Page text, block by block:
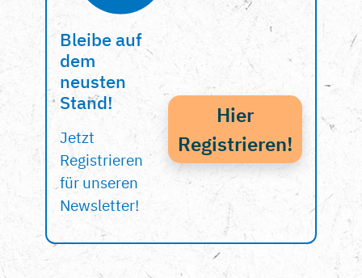
Bleibe auf
dem
neusten
Stand!
Jetzt
Registrieren
für unseren
Newsletter!
Hier
Registrieren!